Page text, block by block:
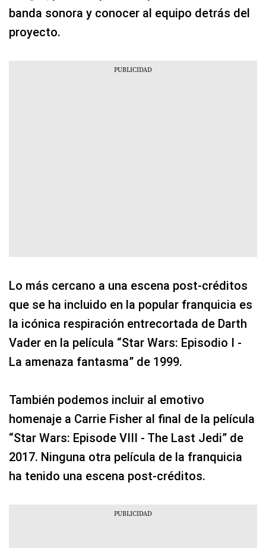
banda sonora y conocer al equipo detrás del
proyecto.
Lo más cercano a una escena post-créditos
que se ha incluido en la popular franquicia es
la icónica respiración entrecortada de Darth
Vader en la película “Star Wars: Episodio I -
La amenaza fantasma” de 1999.
También podemos incluir al emotivo
homenaje a Carrie Fisher al final de la película
“Star Wars: Episode VIII - The Last Jedi” de
2017. Ninguna otra película de la franquicia
ha tenido una escena post-créditos.